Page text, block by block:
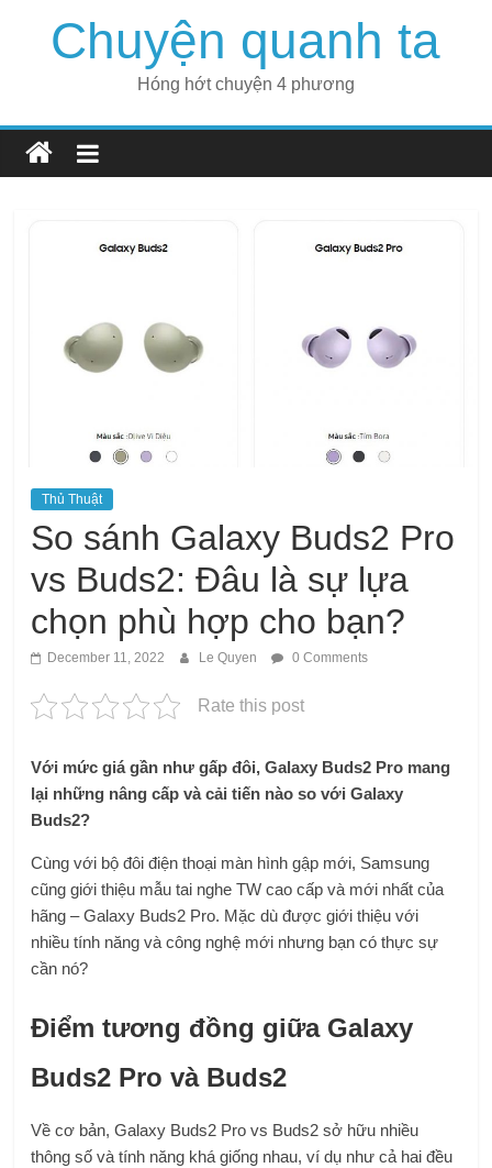
Chuyện quanh ta
Hóng hớt chuyện 4 phương
Thủ Thuật
So sánh Galaxy Buds2 Pro
vs Buds2: Đâu là sự lựa
chọn phù hợp cho bạn?
December 11, 2022 Le Quyen 0 Comments
Rate this post
Với mức giá gần như gấp đôi, Galaxy Buds2 Pro mang
lại những nâng cấp và cải tiến nào so với Galaxy
Buds2?
Cùng với bộ đôi điện thoại màn hình gập mới, Samsung
cũng giới thiệu mẫu tai nghe TW cao cấp và mới nhất của
hãng – Galaxy Buds2 Pro. Mặc dù được giới thiệu với
nhiều tính năng và công nghệ mới nhưng bạn có thực sự
cần nó?
Điểm tương đồng giữa Galaxy
Buds2 Pro và Buds2
Về cơ bản, Galaxy Buds2 Pro vs Buds2 sở hữu nhiều
thông số và tính năng khá giống nhau, ví dụ như cả hai đều